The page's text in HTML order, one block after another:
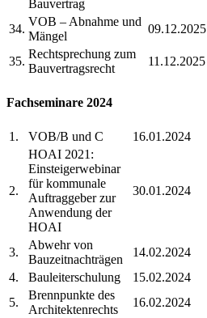
Bauvertrag
34.
VOB – Abnahme und
Mängel
09.12.2025
35.
Rechtsprechung zum
Bauvertragsrecht
11.12.2025
Fachseminare 2024
1. VOB/B und C 16.01.2024
2.
HOAI 2021:
Einsteigerwebinar
für kommunale
Auftraggeber zur
Anwendung der
HOAI
30.01.2024
3.
Abwehr von
Bauzeitnachträgen
14.02.2024
4.
Bauleiterschulung 15.02.2024
5.
Brennpunkte des
Architektenrechts
16.02.2024